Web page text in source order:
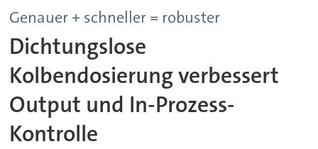
Genauer + schneller = robuster
Dichtungslose
Kolbendosierung verbessert
Output und In-Prozess-
Kontrolle